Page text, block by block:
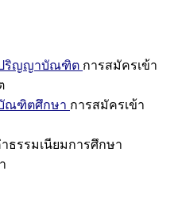
ปริญญาบัณฑิต การสมัครเข้า
ณฑิตศึกษา การสมัครเข้า
ธรรมเนียมการศึกษา